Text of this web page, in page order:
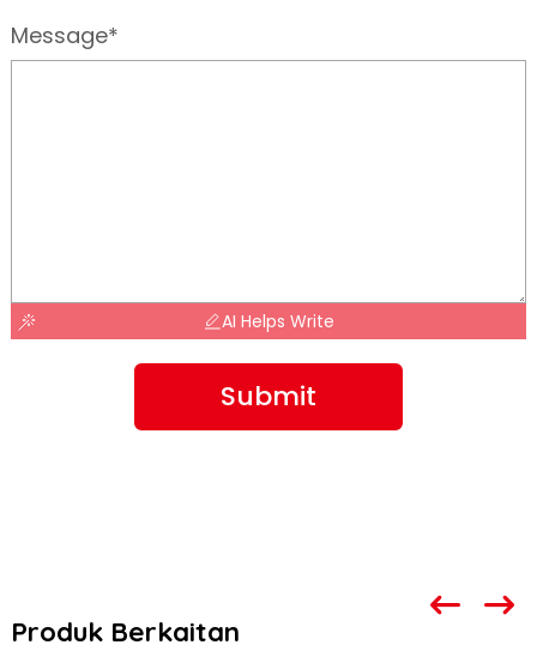
Message*
AI Helps Write
Submit
Produk Berkaitan